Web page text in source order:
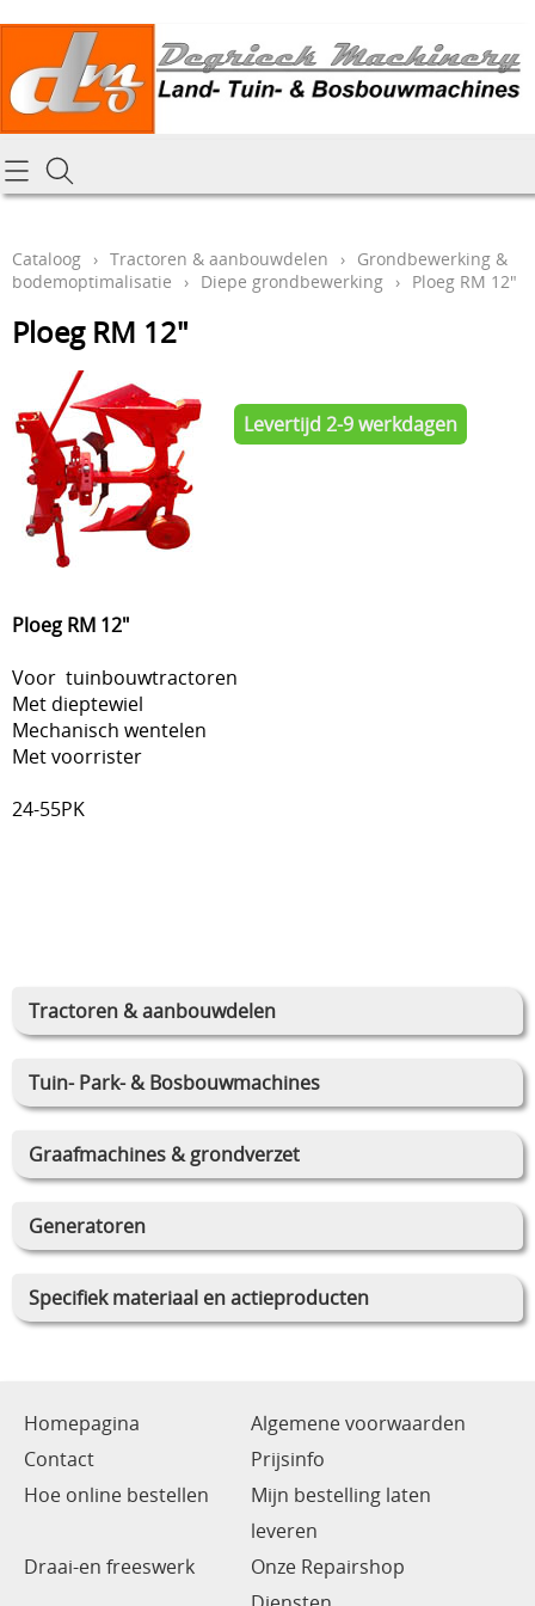
Homepagina
Tractoren & aanbouwdelen
Tuin- Park- & Bosbouwmachines
Graafmachines & grondverzet
Generatoren
Specifiek materiaal en actieproducten
Hoe online bestellen
Mijn bestelling laten leveren
Draai-en freeswerk
Onze Repairshop Diensten
Tractoren & aanbouwdelen
Tuin- Park- & Bosbouwmachines
Graafmachines & grondverzet
Generatoren
Specifiek materiaal en actieproducten
Cataloog › Tractoren & aanbouwdelen › Grondbewerking &
bodemoptimalisatie
› Diepe grondbewerking › Ploeg RM 12"
Ploeg RM 12"
Levertijd 2-9 werkdagen
Ploeg RM 12"
Voor tuinbouwtractoren
Met dieptewiel
Mechanisch wentelen
Met voorrister
24-55PK
Homepagina
Algemene voorwaarden
Contact
Prijsinfo
Hoe online bestellen
Mijn bestelling laten
leveren
Draai-en freeswerk
Onze Repairshop